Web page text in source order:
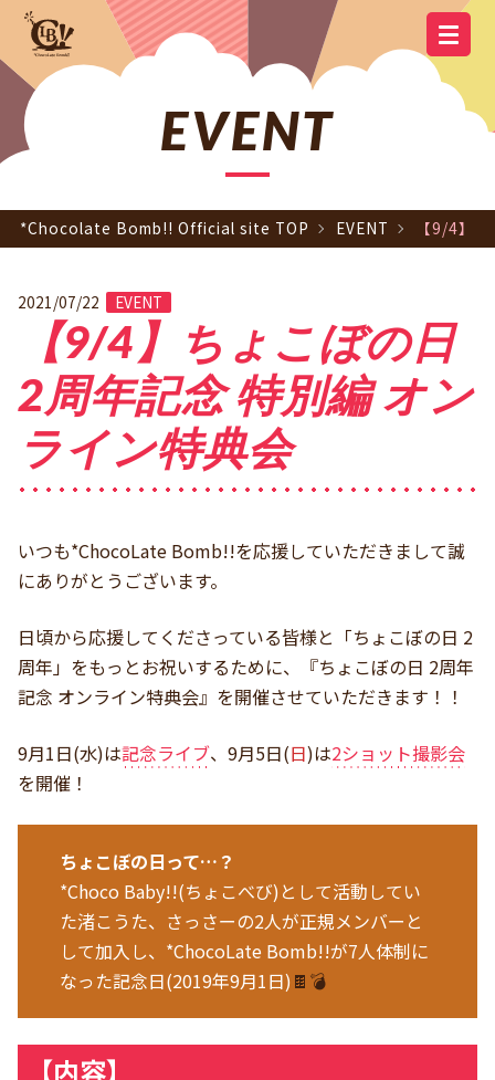
OFFICIAL SITE TOP
SCHEDULE DISCOGRAPHY
GOODS
YOUTUBE OFFICIAL LINE
OFFICIAL
EVENT
*Chocolate Bomb!! Official site TOP EVENT 【9/4】
2021/07/22 EVENT
【9/4】ちょこぼの日
2周年記念 特別編 オン
ライン特典会
いつも*ChocoLate Bomb!!を応援していただきまして誠
にありがとうございます。
日頃から応援してくださっている皆様と「ちょこぼの日 2
周年」をもっとお祝いするために、『ちょこぼの日 2周年
記念 オンライン特典会』を開催させていただきます！！
9月1日(水)は記念ライブ、9月5日(日)は2ショット撮影会
を開催！
ちょこぼの日って…？
*Choco Baby!!(ちょこべび)として活動してい
た渚こうた、さっさーの2人が正規メンバーと
して加入し、*ChocoLate Bomb!!が7人体制に
なった記念日(2019年9月1日)🍫💣
【内容】